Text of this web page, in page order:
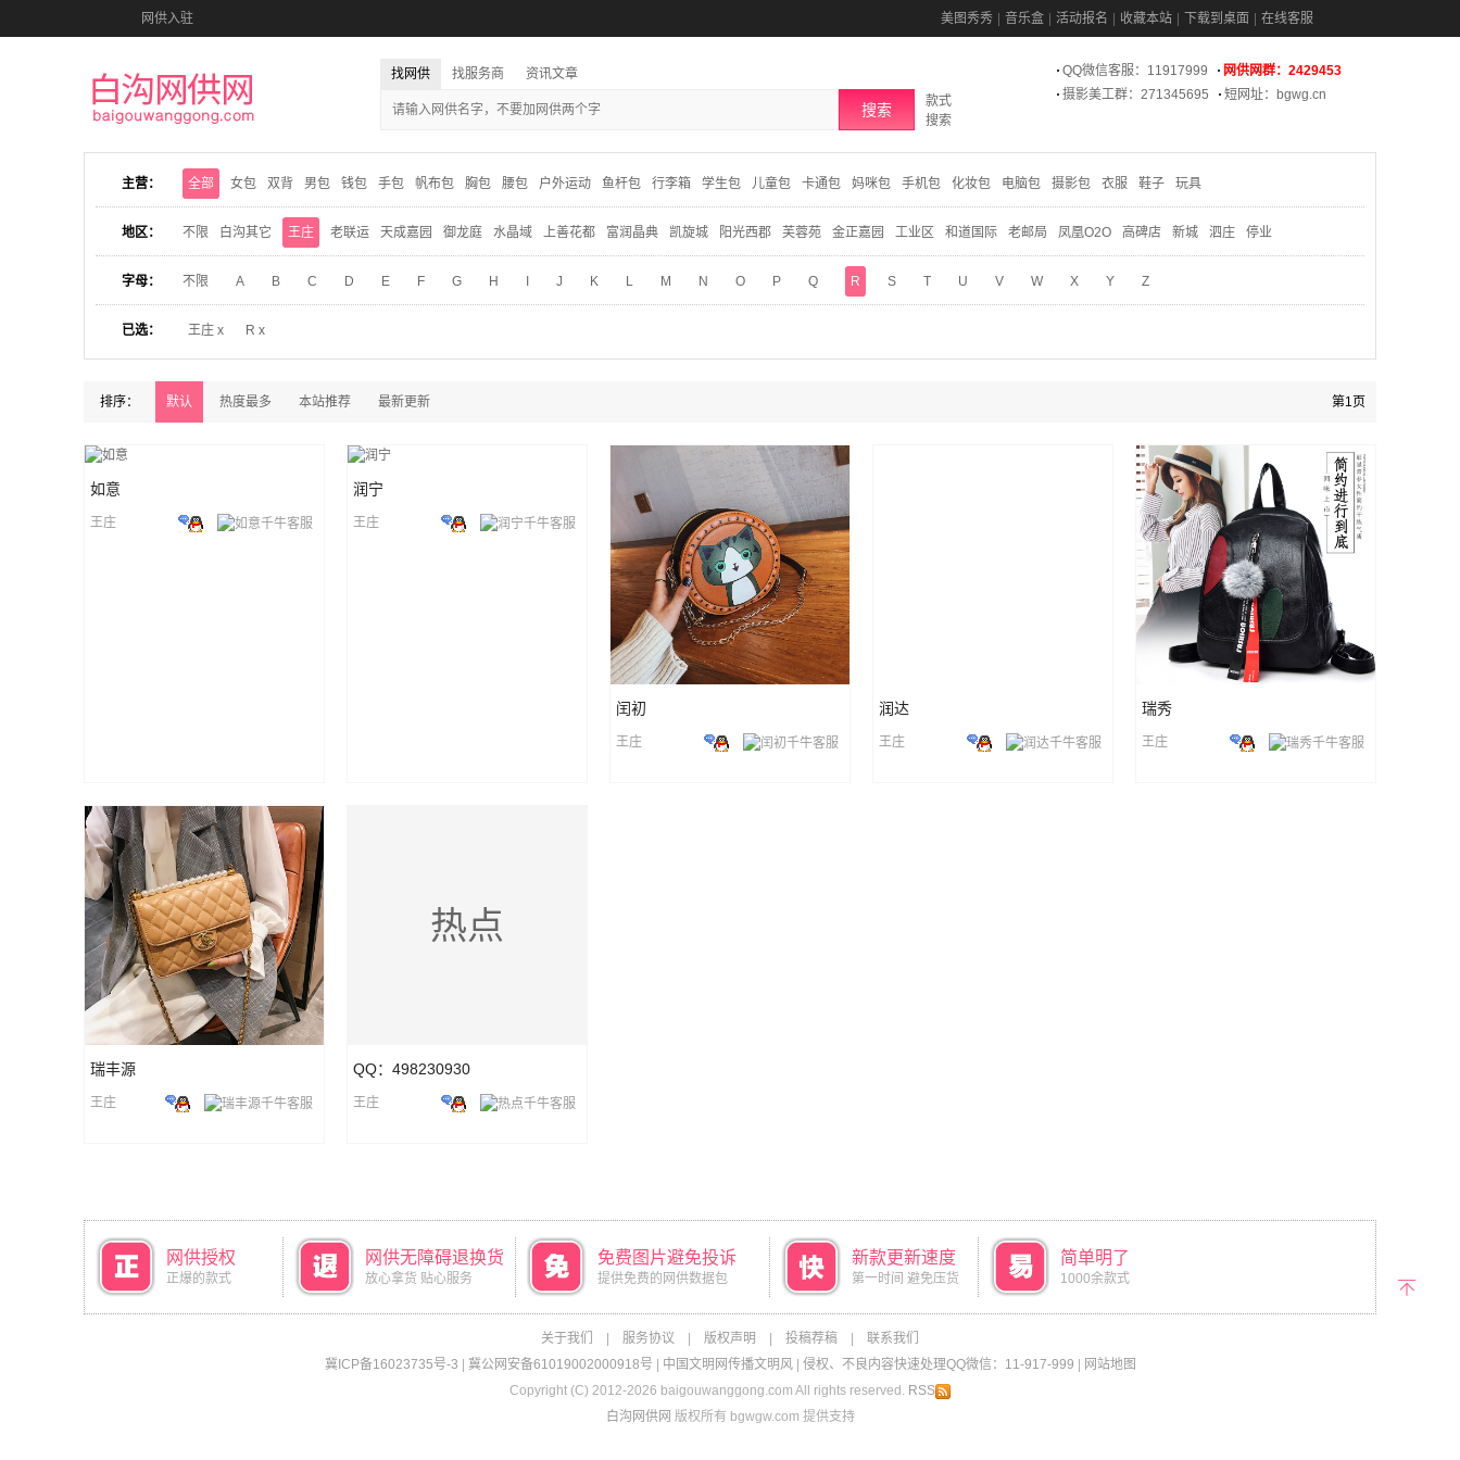
网供入驻 美图秀秀 音乐盒 活动报名 收藏本站 下载到桌面 在线客服
找网供 找服务商 资讯文章
搜索
款式
搜索
QQ微信客服：11917999
网供网群：2429453
摄影美工群：271345695
短网址：bgwg.cn
主营： 全部 女包 双背 男包 钱包 手包 帆布包 胸包 腰包 户外运动 鱼杆包 行李箱 学生包 儿童包 卡通包 妈咪包 手机包 化妆包 电脑包 摄影包 衣服 鞋子 玩具
地区： 不限 白沟其它 王庄 老联运 天成嘉园 御龙庭 水晶域 上善花都 富润晶典 凯旋城 阳光西郡 芙蓉苑 金正嘉园 工业区 和道国际 老邮局 凤凰O2O 高碑店 新城 泗庄 停业
字母： 不限 A B C D E F G H J K L M N O P Q R S T U V W X Y Z
已选： 王庄 x R x
排序： 默认 热度最多 本站推荐 最新更新 第1页
如意
王庄
润宁
王庄
闰初
王庄
润达
王庄
瑞秀
王庄
瑞丰源
王庄
热点
QQ：498230930
王庄
网供授权
正爆的款式
网供无障碍退换货
放心拿货 贴心服务
免费图片避免投诉
提供免费的网供数据包
新款更新速度
第一时间 避免压货
简单明了
1000余款式
关于我们 服务协议 版权声明 投稿荐稿
联系我们
冀ICP备16023735号-3
冀公网安备61019002000918号 中国文明网传播文明风| 侵权、不良内容快速处理QQ微信：11-917-999
网站地图
Copyright (C) 2012-2026 baigouwanggong.com All rights reserved. RSS
白沟网供网 版权所有 bgwgw.com 提供支持